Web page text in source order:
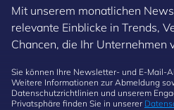
Mit unserem monatlichen
relevante Einblicke in Trends,
Chancen, die Ihr Unternehmen
Sie können Ihre Newsletter- und E-Mail-
Weitere Informationen zur Abmeldung
Datenschutzrichtlinien und unserem
Privatsphäre finden Sie in unserer